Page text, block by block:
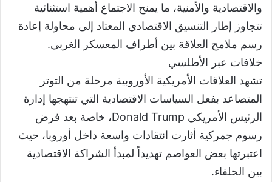
والاقتصادية والأمنية، ما يمنح الاجتماع أهمية استثنائية
تتجاوز إطار التنسيق الاقتصادي المعتاد إلى محاولة إعادة
رسم ملامح العلاقة بين أطراف المعسكر الغربي.
خلافات عبر الأطلسي
تشهد العلاقات الأمريكية الأوروبية مرحلة من التوتر
المتصاعد بفعل السياسات الاقتصادية التي تنتهجها إدارة
الرئيس الأمريكي Donald Trump، خاصة بعد فرض
رسوم جمركية أثارت انتقادات واسعة داخل أوروبا، حيث
اعتبرتها بعض العواصم تهديداً لمبدأ الشراكة الاقتصادية
بين الحلفاء.